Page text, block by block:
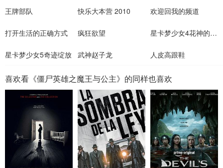
王牌部队 快乐大本营 2010 欢迎回我的频道
打开生活的正确方式 疯狂欲望 星卡梦少女4花神的试炼
星卡梦少女5奇迹绽放 武神赵子龙 人皮高跟鞋
喜欢看《僵尸英雄之魔王与公主》的同样也喜欢